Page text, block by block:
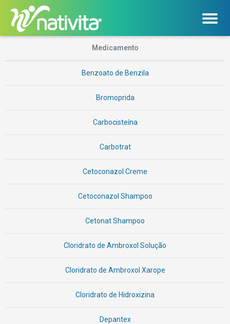
Medicamento
Benzoato de Benzila
Bromoprida
Carbocisteína
Carbotrat
Cetoconazol Creme
Cetoconazol Shampoo
Cetonat Shampoo
Cloridrato de Ambroxol Solução
Cloridrato de Ambroxol Xarope
Cloridrato de Hidroxizina
Depantex